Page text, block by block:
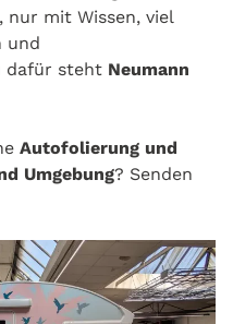
nur mit Wissen, viel
und
dafür steht Neumann
Autofolierung und
Umgebung? Senden